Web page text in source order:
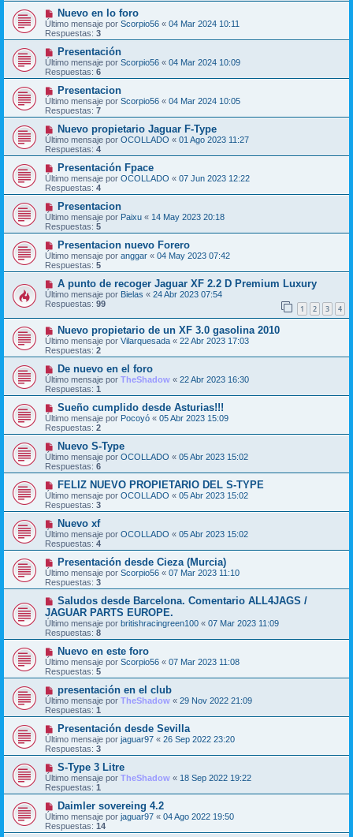
Nuevo en lo foro
Último mensaje por Scorpio56 « 04 Mar 2024 10:11
Respuestas: 3
Presentación
Último mensaje por Scorpio56 « 04 Mar 2024 10:09
Respuestas: 6
Presentacion
Último mensaje por Scorpio56 « 04 Mar 2024 10:05
Respuestas: 7
Nuevo propietario Jaguar F-Type
Último mensaje por OCOLLADO « 01 Ago 2023 11:27
Respuestas: 4
Presentación Fpace
Último mensaje por OCOLLADO « 07 Jun 2023 12:22
Respuestas: 4
Presentacion
Último mensaje por Paixu « 14 May 2023 20:18
Respuestas: 5
Presentacion nuevo Forero
Último mensaje por anggar « 04 May 2023 07:42
Respuestas: 5
A punto de recoger Jaguar XF 2.2 D Premium Luxury
Último mensaje por Bielas « 24 Abr 2023 07:54
Respuestas: 99 1 2 3 4
Nuevo propietario de un XF 3.0 gasolina 2010
Último mensaje por Vilarquesada « 22 Abr 2023 17:03
Respuestas: 2
De nuevo en el foro
Último mensaje por TheShadow « 22 Abr 2023 16:30
Respuestas: 1
Sueño cumplido desde Asturias!!!
Último mensaje por Pocoyó « 05 Abr 2023 15:09
Respuestas: 2
Nuevo S-Type
Último mensaje por OCOLLADO « 05 Abr 2023 15:02
Respuestas: 6
FELIZ NUEVO PROPIETARIO DEL S-TYPE
Último mensaje por OCOLLADO « 05 Abr 2023 15:02
Respuestas: 3
Nuevo xf
Último mensaje por OCOLLADO « 05 Abr 2023 15:02
Respuestas: 4
Presentación desde Cieza (Murcia)
Último mensaje por Scorpio56 « 07 Mar 2023 11:10
Respuestas: 3
Saludos desde Barcelona. Comentario ALL4JAGS /
JAGUAR PARTS EUROPE.
Último mensaje por britishracingreen100 « 07 Mar 2023 11:09
Respuestas: 8
Nuevo en este foro
Último mensaje por Scorpio56 « 07 Mar 2023 11:08
Respuestas: 5
presentación en el club
Último mensaje por TheShadow « 29 Nov 2022 21:09
Respuestas: 1
Presentación desde Sevilla
Último mensaje por jaguar97 « 26 Sep 2022 23:20
Respuestas: 3
S-Type 3 Litre
Último mensaje por TheShadow « 18 Sep 2022 19:22
Respuestas: 1
Daimler sovereing 4.2
Último mensaje por jaguar97 « 04 Ago 2022 19:50
Respuestas: 14